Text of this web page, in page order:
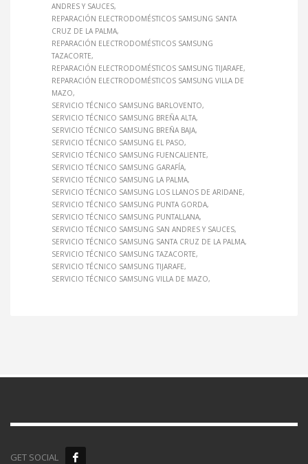
ANDRES Y SAUCES
REPARACIÓN ELECTRODOMÉSTICOS SAMSUNG SANTA
CRUZ DE LA PALMA
REPARACIÓN ELECTRODOMÉSTICOS SAMSUNG
TAZACORTE
REPARACIÓN ELECTRODOMÉSTICOS SAMSUNG TIJARAFE
REPARACIÓN ELECTRODOMÉSTICOS SAMSUNG VILLA DE
MAZO
SERVICIO TÉCNICO SAMSUNG BARLOVENTO
SERVICIO TÉCNICO SAMSUNG BREÑA ALTA
SERVICIO TÉCNICO SAMSUNG BREÑA BAJA
SERVICIO TÉCNICO SAMSUNG EL PASO
SERVICIO TÉCNICO SAMSUNG FUENCALIENTE
SERVICIO TÉCNICO SAMSUNG GARAFÍA
SERVICIO TÉCNICO SAMSUNG LA PALMA
SERVICIO TÉCNICO SAMSUNG LOS LLANOS DE ARIDANE
SERVICIO TÉCNICO SAMSUNG PUNTA GORDA
SERVICIO TÉCNICO SAMSUNG PUNTALLANA
SERVICIO TÉCNICO SAMSUNG SAN ANDRES Y SAUCES
SERVICIO TÉCNICO SAMSUNG SANTA CRUZ DE LA PALMA
SERVICIO TÉCNICO SAMSUNG TAZACORTE
SERVICIO TÉCNICO SAMSUNG TIJARAFE
SERVICIO TÉCNICO SAMSUNG VILLA DE MAZO
GET SOCIAL